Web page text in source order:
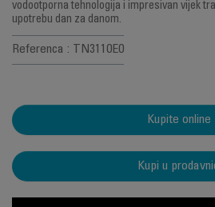
vodootporna tehnologija i impresivan vijek
upotrebu dan za danom.
Referenca : TN3110E0
Kupite online
Kupi u